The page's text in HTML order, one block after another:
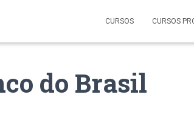
CURSOS CURSOS
do Brasil